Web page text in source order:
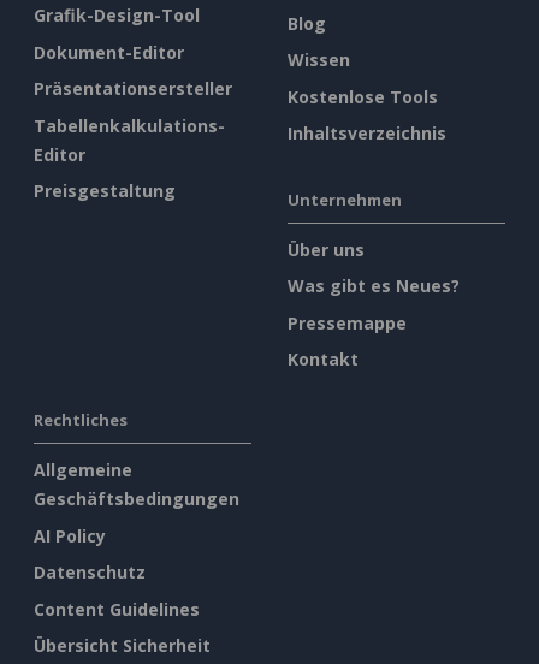
Grafik-Design-Tool
Dokument-Editor
Präsentationsersteller
Tabellenkalkulations-
Editor
Preisgestaltung
Blog
Wissen
Kostenlose Tools
Inhaltsverzeichnis
Unternehmen
Über uns
Was gibt es Neues?
Pressemappe
Kontakt
Rechtliches
Allgemeine
Geschäftsbedingungen
AI Policy
Datenschutz
Content Guidelines
Übersicht Sicherheit